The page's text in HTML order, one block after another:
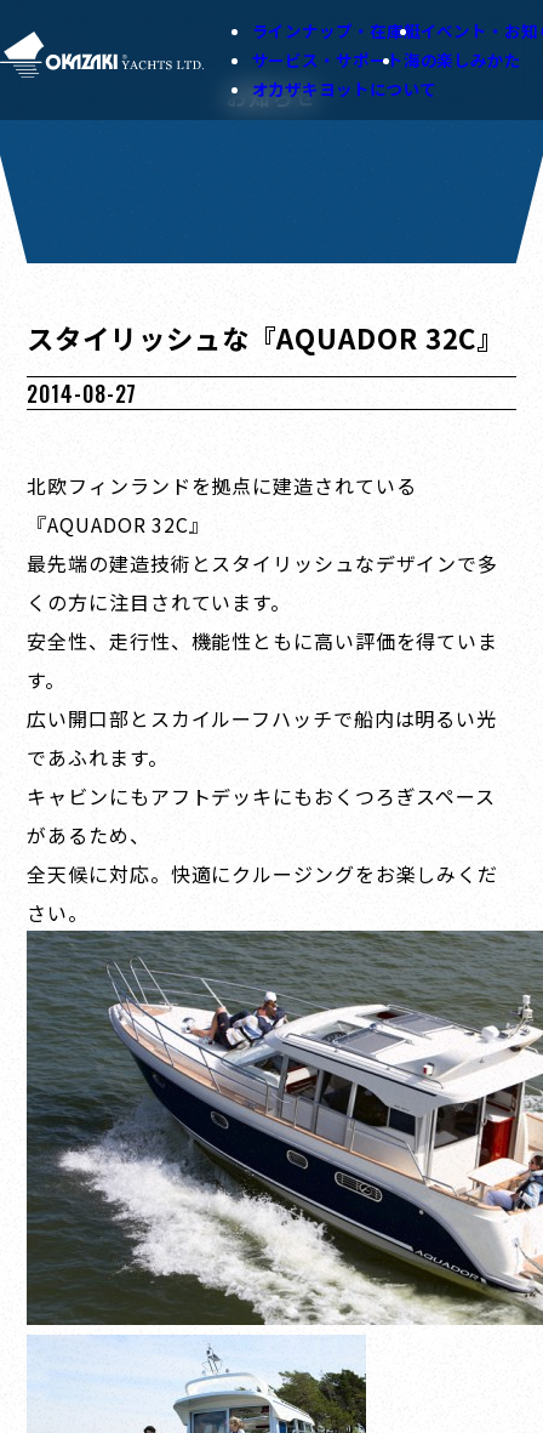
ラインナップ・在庫艇イベント・お知
サービス・サポート海の楽しみかた
オカザキヨットについて
お知らせ
スタイリッシュな『AQUADOR 32C』
2014-08-27
北欧フィンランドを拠点に建造されている
『AQUADOR 32C』
最先端の建造技術とスタイリッシュなデザインで多
くの方に注目されています。
安全性、走行性、機能性ともに高い評価を得ていま
す。
広い開口部とスカイルーフハッチで船内は明るい光
であふれます。
キャビンにもアフトデッキにもおくつろぎスペース
があるため、
全天候に対応。快適にクルージングをお楽しみくだ
さい。